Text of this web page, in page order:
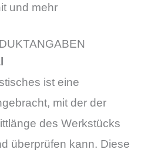
und mehr
ist eine
mit der der
des Werkstücks
überprüfen kann. Diese